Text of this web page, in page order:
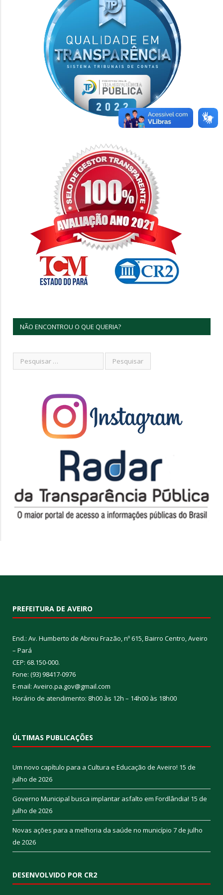
NÃO ENCONTROU O QUE QUERIA?
PREFEITURA DE AVEIRO
End.: Av. Humberto de Abreu Frazão, nº 615, Bairro Centro, Aveiro
– Pará
CEP: 68.150-000.
Fone: (93) 98417-0976
E-mail: Aveiro.pa.gov@gmail.com
Horário de atendimento: 8h00 às 12h – 14h00 às 18h00
ÚLTIMAS PUBLICAÇÕES
Um novo capítulo para a Cultura e Educação de Aveiro! 15 de
julho de 2026
Governo Municipal busca implantar asfalto em Fordlândia! 15 de
julho de 2026
Novas ações para a melhoria da saúde no município 7 de julho
de 2026
DESENVOLVIDO POR CR2